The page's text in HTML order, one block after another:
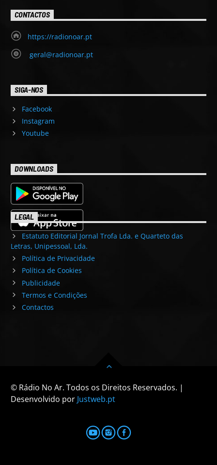
CONTACTOS
https://radionoar.pt
geral@radionoar.pt
SIGA-NOS
Facebook
Instagram
Youtube
DOWNLOADS
LEGAL
Estatuto Editorial Jornal Trofa Lda. e Quarteto das
Letras, Unipessoal, Lda.
Política de Privacidade
Política de Cookies
Publicidade
Termos e Condições
Contactos
© Rádio No Ar. Todos os Direitos Reservados. |
Desenvolvido por Justweb.pt